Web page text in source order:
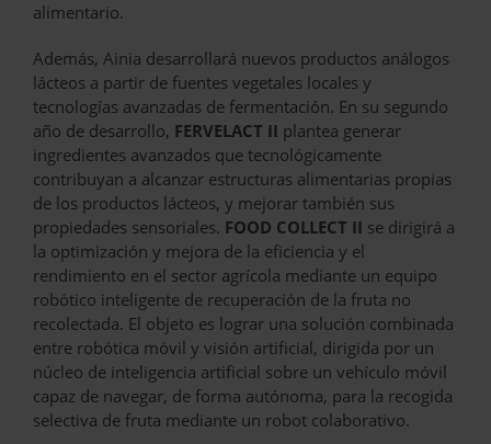
alimentario.
Además, Ainia desarrollará nuevos productos análogos
lácteos a partir de fuentes vegetales locales y
tecnologías avanzadas de fermentación. En su segundo
año de desarrollo, FERVELACT II plantea generar
ingredientes avanzados que tecnológicamente
contribuyan a alcanzar estructuras alimentarias propias
de los productos lácteos, y mejorar también sus
propiedades sensoriales. FOOD COLLECT II se dirigirá a
la optimización y mejora de la eficiencia y el
rendimiento en el sector agrícola mediante un equipo
robótico inteligente de recuperación de la fruta no
recolectada. El objeto es lograr una solución combinada
entre robótica móvil y visión artificial, dirigida por un
núcleo de inteligencia artificial sobre un vehículo móvil
capaz de navegar, de forma autónoma, para la recogida
selectiva de fruta mediante un robot colaborativo.